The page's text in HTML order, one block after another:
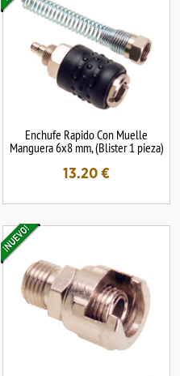
Enchufe Rapido Con Muelle
Manguera 6x8 mm, (Blister 1 pieza)
13.20 €